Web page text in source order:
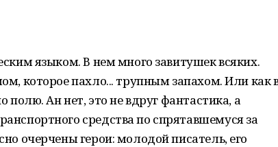
языком. В нем много завитушек всяких.
которое пахло... трупным запахом. Или как
Ан нет, это не вдруг фантастика, а
средства по спрятавшемуся за
очерчены герои: молодой писатель, его